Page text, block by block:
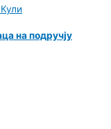
на подручју